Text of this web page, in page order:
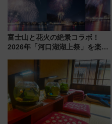
富士山と花火の絶景コラボ！
2026年「河口湖湖上祭」を楽し